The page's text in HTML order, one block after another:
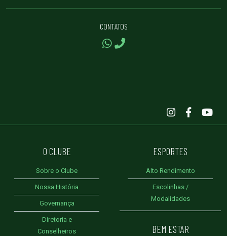
CONTATOS
O CLUBE
Sobre o Clube
Nossa História
Governança
Diretoria e
Conselheiros
ESPORTES
Alto Rendimento
Escolinhas /
Modalidades
BEM ESTAR